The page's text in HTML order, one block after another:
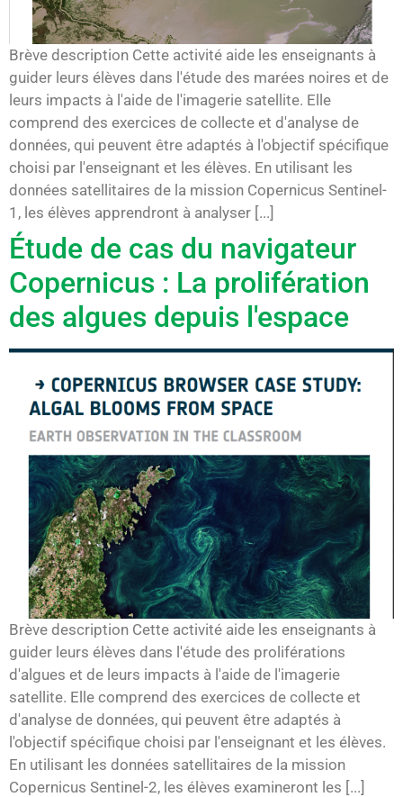
Brève description Cette activité aide les enseignants à
guider leurs élèves dans l'étude des marées noires et de
leurs impacts à l'aide de l'imagerie satellite. Elle
comprend des exercices de collecte et d'analyse de
données, qui peuvent être adaptés à l'objectif spécifique
choisi par l'enseignant et les élèves. En utilisant les
données satellitaires de la mission Copernicus Sentinel-
1, les élèves apprendront à analyser [...]
Étude de cas du navigateur
Copernicus : La prolifération
des algues depuis l'espace
Brève description Cette activité aide les enseignants à
guider leurs élèves dans l'étude des proliférations
d'algues et de leurs impacts à l'aide de l'imagerie
satellite. Elle comprend des exercices de collecte et
d'analyse de données, qui peuvent être adaptés à
l'objectif spécifique choisi par l'enseignant et les élèves.
En utilisant les données satellitaires de la mission
Copernicus Sentinel-2, les élèves examineront les [...]